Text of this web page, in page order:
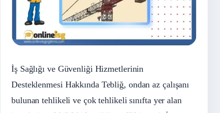
İş Sağlığı ve Güvenliği Hizmetlerinin
Desteklenmesi Hakkında Tebliğ, ondan az çalışanı
bulunan tehlikeli ve çok tehlikeli sınıfta yer alan